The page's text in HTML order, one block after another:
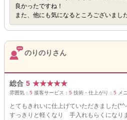
良かったですね！
また、他にも気になるところございまし
のりのりさん
総合 5 ★★★★★
雰囲気： 5 接客サービス： 5 技術・仕上がり： 5 メ
とてもきれいに仕上げていただきました
すっきりと軽くなり 手入れもらくになり